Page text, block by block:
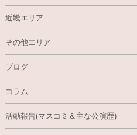
近畿エリア
その他エリア
ブログ
コラム
活動報告(マスコミ＆主な公演歴)